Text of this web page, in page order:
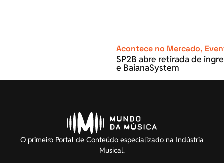
Acontece no Mercado,
SP2B abre retirada de
e BaianaSystem
O primeiro Portal de Conteúdo especializado na Indústria
Musical.